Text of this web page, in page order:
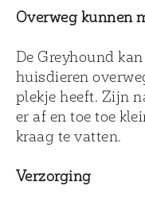
Overweg kunnen
De Greyhound
huisdieren
plekje heeft. Zijn
er af en toe toe
kraag te vatten.
Verzorging